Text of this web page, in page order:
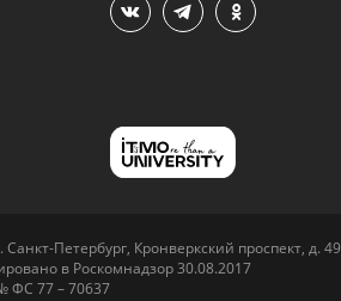
Петербург, Кронверкский проспект, д. 49
в Роскомнадзор 30.08.2017
ФС 77 – 70637